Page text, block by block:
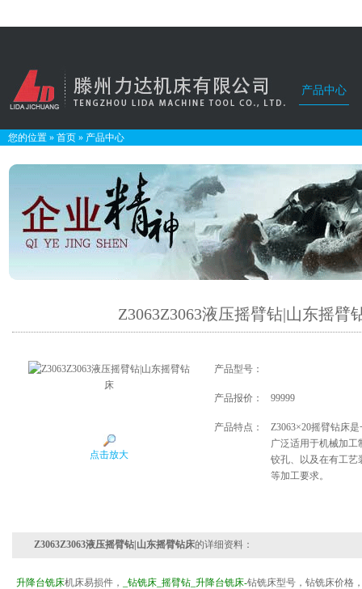
产品中心
您的位置 » 首页 » 产品中心
Z3063Z3063液压摇臂钻|山东摇臂
点击放大
产品型号：
产品报价： 99999
产品特点：
Z3063×20摇臂钻床
广泛适用于机械加
铰孔、以及在有工艺
等加工要求。
Z3063Z3063液压摇臂钻|山东摇臂钻床的详细资料：
升降台铣床机床易损件， 钻铣床 摇臂钻 升降台铣床-钻铣床型号，钻铣床价格